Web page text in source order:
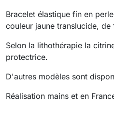
Bracelet élastique fin en
couleur jaune translucide,
Selon la lithothérapie la
protectrice.
D'autres modèles sont
Réalisation mains et en